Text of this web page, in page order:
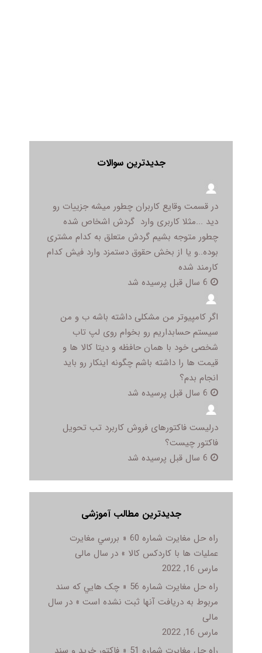
جدیدترین سوالات
در قسمت وقایع کاربران چطور میشه جزییات رو
دید ...مثلا کاربری وارد گردش اشخاص شده
چطور متوجه بشیم گردش متعلق به کدام مشتری
بوده..و یا از بخش حقوق دستمزد وارد فیش کدام
کارمند شده
اگر کامپیوتر من مشکلی داشته باشه ب و من
سیستم حسابداریم رو بخوام روی لپ تاب
شخصی خود با همان حافظه و دیتا کالا ها و
قیمت ها را داشته باشم چگونه اینکار رو باید
انجام بدم؟
درلیست فاکتورهای فروش کاربرد تب تحویل
فاکتور چیست؟
جدیدترین مطالب آموزشی
راه حل مغایرت شماره 60 « بررسي مغايرت
عمليات ها با کاردکس کالا » در سال مالی
مارس 16, 2022
راه حل مغایرت شماره 56 « چک هايي که سند
مربوط به دريافت آنها ثبت نشده است » در سال
مالی
مارس 16, 2022